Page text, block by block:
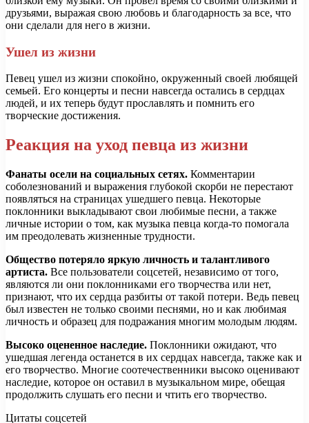
друзьями, выражая свою любовь и благодарность за все, что
они сделали для него в жизни.
Ушел из жизни
Певец ушел из жизни спокойно, окруженный своей любящей
семьей. Его концерты и песни навсегда остались в сердцах
людей, и их теперь будут прославлять и помнить его
творческие достижения.
Реакция на уход певца из жизни
Фанаты осели на социальных сетях. Комментарии
соболезнований и выражения глубокой скорби не перестают
появляться на страницах ушедшего певца. Некоторые
поклонники выкладывают свои любимые песни, а также
личные истории о том, как музыка певца когда-то помогала
им преодолевать жизненные трудности.
Общество потеряло яркую личность и талантливого
артиста. Все пользователи соцсетей, независимо от того,
являются ли они поклонниками его творчества или нет,
признают, что их сердца разбиты от такой потери. Ведь певец
был известен не только своими песнями, но и как любимая
личность и образец для подражания многим молодым людям.
Высоко оцененное наследие. Поклонники ожидают, что
ушедшая легенда останется в их сердцах навсегда, также как и
его творчество. Многие соотечественники высоко оценивают
наследие, которое он оставил в музыкальном мире, обещая
продолжить слушать его песни и чтить его творчество.
Цитаты соцсетей